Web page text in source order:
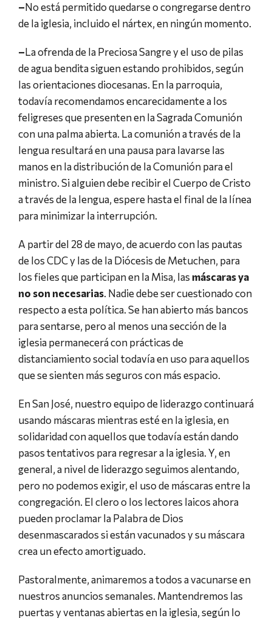
–No está permitido quedarse o congregarse dentro
de la iglesia, incluido el nártex, en ningún momento.
–La ofrenda de la Preciosa Sangre y el uso de pilas
de agua bendita siguen estando prohibidos, según
las orientaciones diocesanas. En la parroquia,
todavía recomendamos encarecidamente a los
feligreses que presenten en la Sagrada Comunión
con una palma abierta. La comunión a través de la
lengua resultará en una pausa para lavarse las
manos en la distribución de la Comunión para el
ministro. Si alguien debe recibir el Cuerpo de Cristo
a través de la lengua, espere hasta el final de la línea
para minimizar la interrupción.
A partir del 28 de mayo, de acuerdo con las pautas
de los CDC y las de la Diócesis de Metuchen, para
los fieles que participan en la Misa, las máscaras ya
no son necesarias. Nadie debe ser cuestionado con
respecto a esta política. Se han abierto más bancos
para sentarse, pero al menos una sección de la
iglesia permanecerá con prácticas de
distanciamiento social todavía en uso para aquellos
que se sienten más seguros con más espacio.
En San José, nuestro equipo de liderazgo continuará
usando máscaras mientras esté en la iglesia, en
solidaridad con aquellos que todavía están dando
pasos tentativos para regresar a la iglesia. Y, en
general, a nivel de liderazgo seguimos alentando,
pero no podemos exigir, el uso de máscaras entre la
congregación. El clero o los lectores laicos ahora
pueden proclamar la Palabra de Dios
desenmascarados si están vacunados y su máscara
crea un efecto amortiguado.
Pastoralmente, animaremos a todos a vacunarse en
nuestros anuncios semanales. Mantendremos las
puertas y ventanas abiertas en la iglesia, según lo